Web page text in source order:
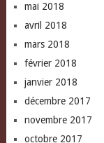
mai 2018
avril 2018
mars 2018
février 2018
janvier 2018
décembre 2017
novembre 2017
octobre 2017